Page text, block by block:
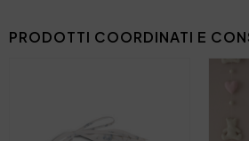
PRODOTTI COORDINATI E